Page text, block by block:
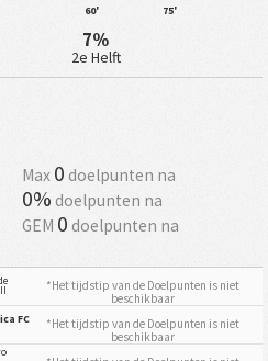
60' 75'
7%
2e Helft
Max 0 doelpunten na
0% doelpunten na
GEM 0 doelpunten na
*Het tijdstip van de Doelpunten is niet
beschikbaar
FC
*Het tijdstip van de Doelpunten is niet
beschikbaar